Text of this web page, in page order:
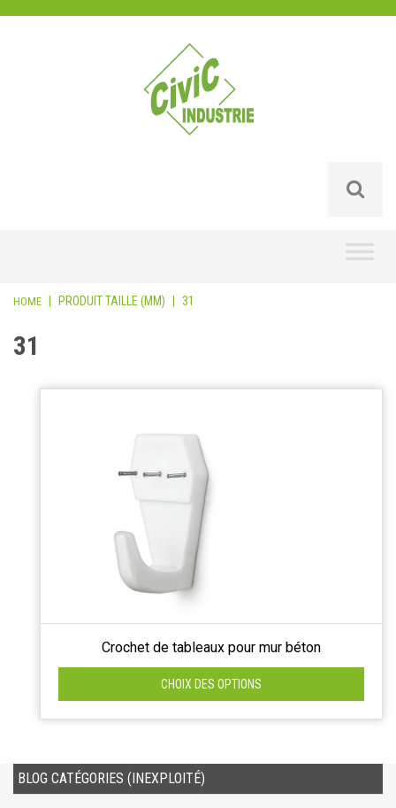
HOME PRODUIT TAILLE (MM) 31
31
Crochet de tableaux pour mur béton
CHOIX DES OPTIONS
BLOG CATÉGORIES (INEXPLOITÉ)